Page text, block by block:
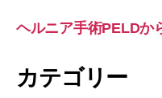
ヘルニア手術PELDか
カテゴリー